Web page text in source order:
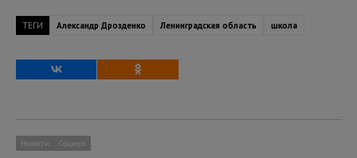
ТЕГИ Александр Дрозденко Ленинградская область школа
Новости Социум